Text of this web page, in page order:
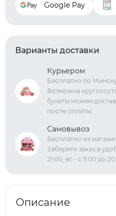
Google Pay
Варианты доставки
Курьером
Бесплатно по
Возможна
букеты можем
после оплаты.
Самовывоз
Бесплатно из
Заберите заказ в
21:00, вс - с 9:00 до
Описание